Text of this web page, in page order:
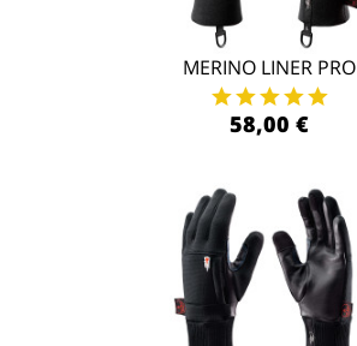
MERINO LINER PRO
58,00 €